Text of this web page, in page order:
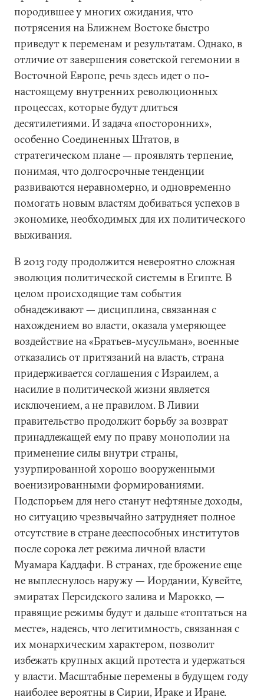
породившее у многих ожидания, что
потрясения на Ближнем Востоке быстро
приведут к переменам и результатам. Однако, в
отличие от завершения советской гегемонии в
Восточной Европе, речь здесь идет о по-
настоящему внутренних революционных
процессах, которые будут длиться
десятилетиями. И задача «посторонних»,
особенно Соединенных Штатов, в
стратегическом плане — проявлять терпение,
понимая, что долгосрочные тенденции
развиваются неравномерно, и одновременно
помогать новым властям добиваться успехов в
экономике, необходимых для их политического
выживания.
В 2013 году продолжится невероятно сложная
эволюция политической системы в Египте. В
целом происходящие там события
обнадеживают — дисциплина, связанная с
нахождением во власти, оказала умеряющее
воздействие на «Братьев-мусульман», военные
отказались от притязаний на власть, страна
придерживается соглашения с Израилем, а
насилие в политической жизни является
исключением, а не правилом. В Ливии
правительство продолжит борьбу за возврат
принадлежащей ему по праву монополии на
применение силы внутри страны,
узурпированной хорошо вооруженными
военизированными формированиями.
Подспорьем для него станут нефтяные доходы,
но ситуацию чрезвычайно затрудняет полное
отсутствие в стране дееспособных институтов
после сорока лет режима личной власти
Муамара Каддафи. В странах, где брожение еще
не выплеснулось наружу — Иордании, Кувейте,
эмиратах Персидского залива и Марокко, —
правящие режимы будут и дальше «топтаться на
месте», надеясь, что легитимность, связанная с
их монархическим характером, позволит
избежать крупных акций протеста и удержаться
у власти. Масштабные перемены в будущем году
наиболее вероятны в Сирии, Ираке и Иране.